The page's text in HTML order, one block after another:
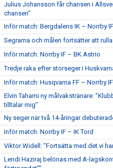
Julius Johansson får chansen i
chansen"
Inför match: Bergdalens IK – Norrby IF
Segrarna och målen fortsätter att rulla
Inför match: Norrby IF – BK Astrio
Tredje raka efter storseger i
Inför match: Husqvarna FF – Norrby IF
Elvin Tahami ny målvakstränare:
tilltalar mig"
Ny seger när två 14-åringar
Inför match: Norrby IF – IK Tord
Viktor Widell: "Fortsätta med det vi
Lendi Haziraj belönas med A-